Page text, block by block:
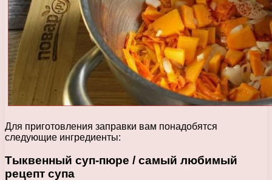
Для приготовления заправки вам понадобятся
следующие ингредиенты:
Тыквенный суп-пюре / самый любимый
рецепт супа